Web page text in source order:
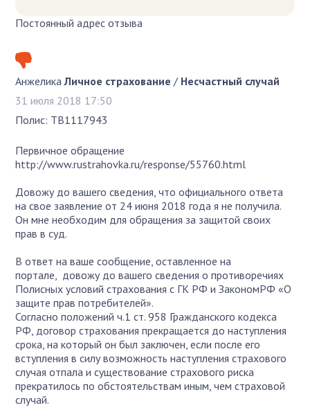
Постоянный адрес отзыва
Анжелика Личное страхование / Несчастный случай
31 июля 2018 17:50
Полис: ТВ1117943
Первичное обращение
http://www.rustrahovka.ru/response/55760.html
Довожу до вашего сведения, что официального ответа
на свое заявление от 24 июня 2018 года я не получила.
Он мне необходим для обращения за защитой своих
прав в суд.
В ответ на ваше сообщение, оставленное на
портале, довожу до вашего сведения о противоречиях
Полисных условий страхования с ГК РФ и ЗакономРФ «О
защите прав потребителей».
Согласно положений ч.1 ст. 958 Гражданского кодекса
РФ, договор страхования прекращается до наступления
срока, на который он был заключен, если после его
вступления в силу возможность наступления страхового
случая отпала и существование страхового риска
прекратилось по обстоятельствам иным, чем страховой
случай.